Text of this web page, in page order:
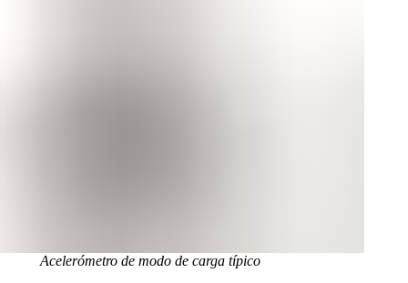
Acelerómetro de modo de carga típico